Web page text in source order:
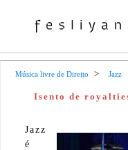
Música livre de Direito Jazz
Isento de
Jazz
é